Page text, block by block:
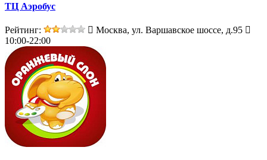
ТЦ Аэробус
Рейтинг:
Москва, ул. Варшавское шоссе, д.95
10:00-22:00